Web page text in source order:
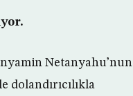
Netanyahu’nun
dolandırıcılıkla